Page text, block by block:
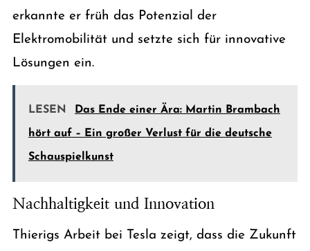
erkannte er früh das Potenzial der
Elektromobilität und setzte sich für innovative
Lösungen ein.
LESEN Das Ende einer Ära: Martin Brambach
hört auf – Ein großer Verlust für die deutsche
Schauspielkunst
Nachhaltigkeit und Innovation
Thierigs Arbeit bei Tesla zeigt, dass die Zukunft